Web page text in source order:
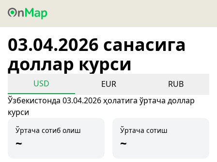
03.04.2026 санасига
доллар курси
USD EUR
RUB
Ўзбекистонда 03.04.2026 ҳолатига ўртача доллар
курси
Ўртача сотиб олиш
~
Ўртача сотиш
~